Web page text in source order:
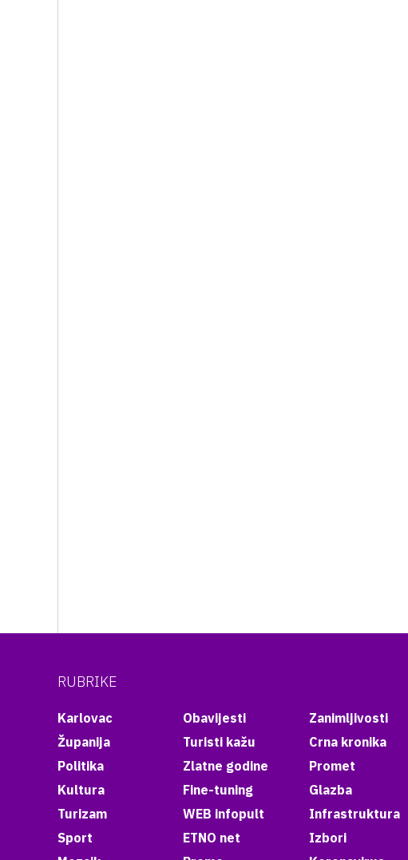
RUBRIKE
Karlovac
Županija
Politika
Kultura
Turizam
Sport
Obavijesti
Turisti kažu
Zlatne godine
Fine-tuning
WEB infopult
ETNO net
Zanimljivosti
Crna kronika
Promet
Glazba
Infrastruktura
Izbori